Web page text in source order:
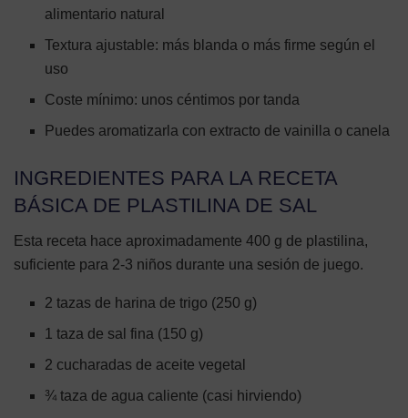
alimentario natural
Textura ajustable: más blanda o más firme según el
uso
Coste mínimo: unos céntimos por tanda
Puedes aromatizarla con extracto de vainilla o canela
INGREDIENTES PARA LA RECETA
BÁSICA DE PLASTILINA DE SAL
Esta receta hace aproximadamente 400 g de plastilina,
suficiente para 2-3 niños durante una sesión de juego.
2 tazas de harina de trigo (250 g)
1 taza de sal fina (150 g)
2 cucharadas de aceite vegetal
¾ taza de agua caliente (casi hirviendo)